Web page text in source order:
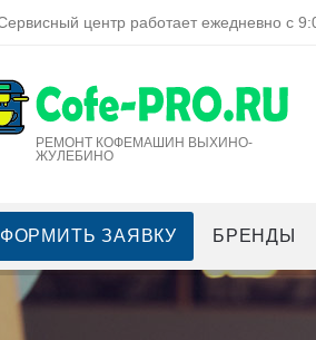
центр работает ежедневно с
РЕМОНТ КОФЕМАШИН ВЫХИНО-
ЖУЛЕБИНО
ЗАЯВКУ БРЕНДЫ